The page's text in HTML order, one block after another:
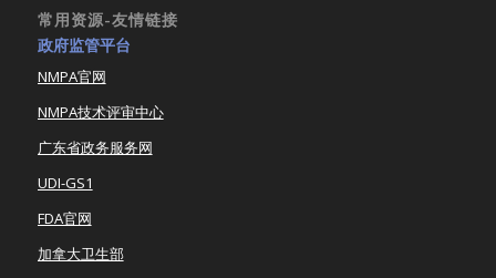
常用资源-友情链接
政府监管平台
NMPA官网
NMPA技术评审中心
广东省政务服务网
UDI-GS1
FDA官网
加拿大卫生部